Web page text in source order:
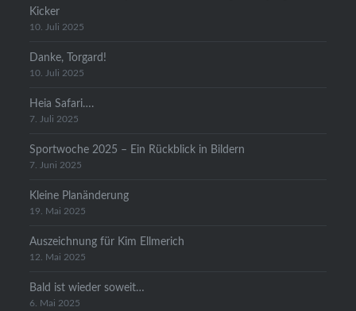
Kicker
10. Juli 2025
Danke, Torgard!
10. Juli 2025
Heia Safari….
7. Juli 2025
Sportwoche 2025 – Ein Rückblick in Bildern
7. Juni 2025
Kleine Planänderung
19. Mai 2025
Auszeichnung für Kim Ellmerich
12. Mai 2025
Bald ist wieder soweit…
6. Mai 2025